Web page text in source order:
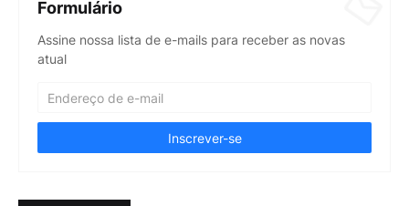
Formulário
Assine nossa lista de e-mails para receber as novas
atual